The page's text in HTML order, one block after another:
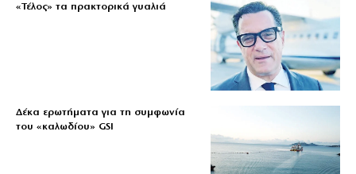
«Τέλος» τα πρακτορικά γυαλιά
Δέκα ερωτήματα για τη συμφωνία
του «καλωδίου» GSI